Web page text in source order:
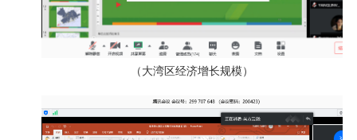
（大湾区经济增长规模）